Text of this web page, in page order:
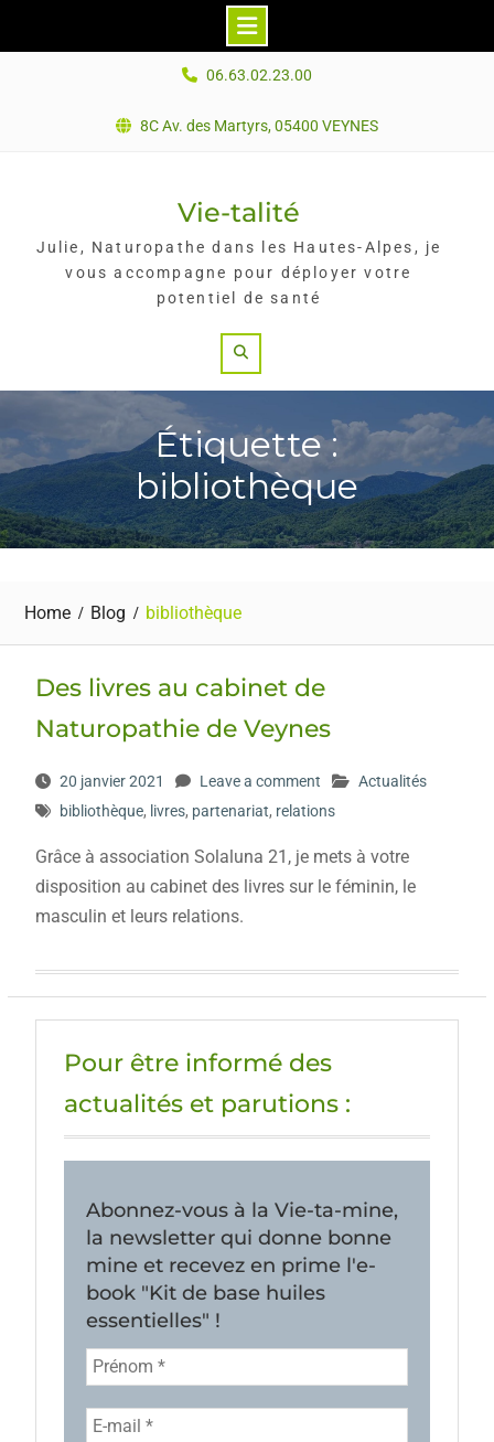
06.63.02.23.00
8C Av. des Martyrs, 05400 VEYNES
Vie-talité
Julie, Naturopathe dans les Hautes-Alpes, je
vous accompagne pour déployer votre
potentiel de santé
Étiquette :
bibliothèque
Home Blog bibliothèque
Des livres au cabinet de
Naturopathie de Veynes
20 janvier 2021 Leave a comment
Actualités
bibliothèque, livres, partenariat, relations
Grâce à association Solaluna 21, je mets à votre
disposition au cabinet des livres sur le féminin, le
masculin et leurs relations.
Pour être informé des
actualités et parutions :
Abonnez-vous à la Vie-ta-mine,
la newsletter qui donne bonne
mine et recevez en prime l'e-
book "Kit de base huiles
essentielles" !